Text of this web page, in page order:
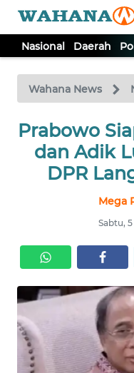
Nasional Daerah
Wahana News
Prabowo
dan Adik
DPR
Mega
Sabtu,
TV
Tutup
NASIONAL
DAERAH
KRIMINAL
EKUIN
SAINS-TEKNO
KESEHATAN